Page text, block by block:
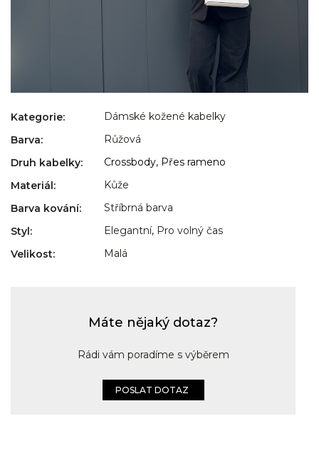
Kategorie:
Dámské kožené kabelky
Barva:
Růžová
Druh kabelky:
Crossbody, Přes rameno
Materiál:
Kůže
Barva kování:
Stříbrná barva
Styl: Elegantní, Pro volný čas
Velikost: Malá
Máte nějaký dotaz?
Rádi vám poradíme s výběrem
POSLAT DOTAZ